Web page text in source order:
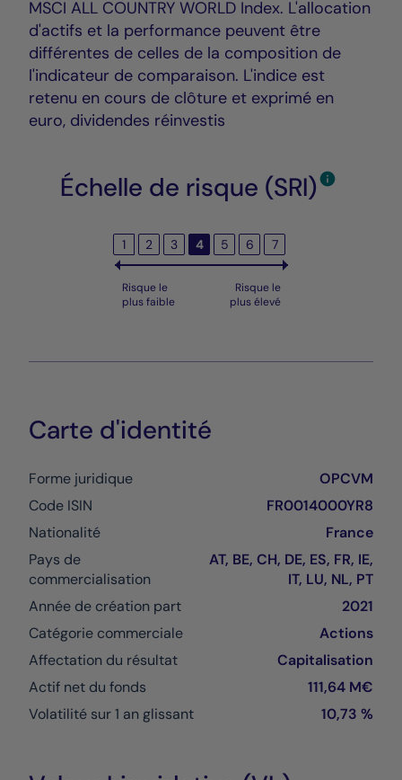
MSCI ALL COUNTRY WORLD Index. L'allocation
d'actifs et la performance peuvent être
différentes de celles de la composition de
l'indicateur de comparaison. L'indice est
retenu en cours de clôture et exprimé en
euro, dividendes réinvestis
Échelle de risque (SRI)
1 2 3 4 5 6 7
Risque le
plus faible
Risque le
plus élevé
Carte d'identité
Forme juridique
OPCVM
Code ISIN
FR0014000YR8
Nationalité
France
Pays de
commercialisation
AT, BE, CH, DE, ES, FR, IE,
IT, LU, NL, PT
Année de création part
2021
Catégorie commerciale
Actions
Affectation du résultat
Capitalisation
Actif net du fonds
111,64 M€
Volatilité sur 1 an glissant
10,73 %